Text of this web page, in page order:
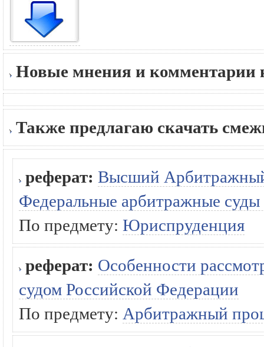
Новые мнения и комментарии
Также предлагаю скачать
реферат: Высший
Федеральные арбитражные суды
По предмету: Юриспруденция
реферат: Особенности
судом Российской Федерации
По предмету: Арбитражный